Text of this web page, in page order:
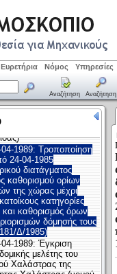
Ευρετήρια Νόμος Υπηρεσίες
Αναζήτηση Αναζήτηση